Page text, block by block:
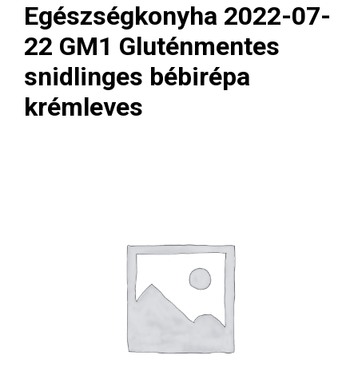
Egészségkonyha 2022-07-
22 GM1 Gluténmentes
snidlinges bébirépa
krémleves